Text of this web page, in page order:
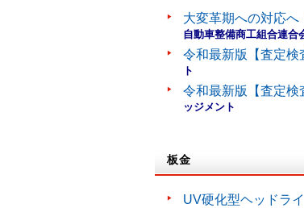
大変革期への対応
自動車整備商工組合連合
令和最新版【査定検
ト
令和最新版【査定検
ッジメント
板金
UV硬化型ヘッドラ